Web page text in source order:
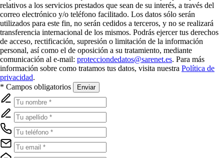
relativos a los servicios prestados que sean de su interés, a través del
correo electrónico y/o teléfono facilitado. Los datos sólo serán
utilizados para este fin, no serán cedidos a terceros, y no se realizará
transferencia internacional de los mismos. Podrás ejercer tus derechos
de acceso, rectificación, supresión o limitación de la información
personal, así como el de oposición a su tratamiento, mediante
comunicación al e-mail: protecciondedatos@sarenet.es. Para más
información sobre como tratamos tus datos, visita nuestra Política de
privacidad.
* Campos obligatorios
Enviar